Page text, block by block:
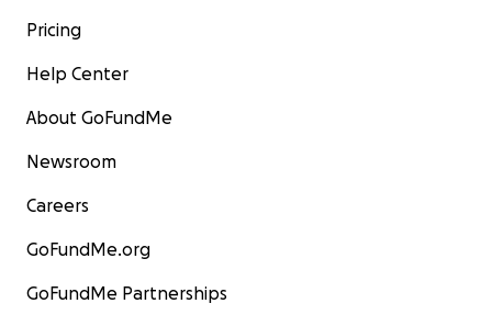
Pricing
Help Center
About GoFundMe
Newsroom
Careers
GoFundMe.org
GoFundMe Partnerships